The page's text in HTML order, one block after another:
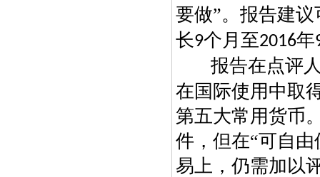
要做”。报告建
长9个月至2016年
报告在点评
在国际使用中取
第五大常用货币
件，但在“可自
易上，仍需加以